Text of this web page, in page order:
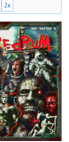
2x